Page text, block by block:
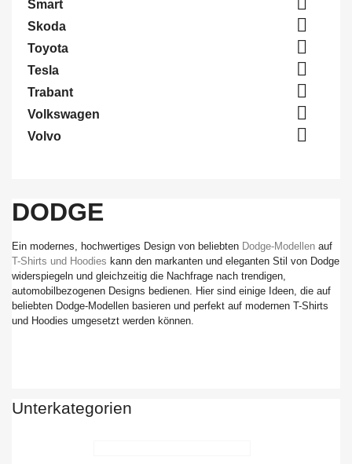
Smart
Skoda 
Toyota 
Tesla 
Trabant 
Volkswagen 
Volvo 
DODGE
Ein modernes, hochwertiges Design von beliebten Dodge-Modellen auf
T-Shirts und Hoodies kann den markanten und eleganten Stil von Dodge
widerspiegeln und gleichzeitig die Nachfrage nach trendigen,
automobilbezogenen Designs bedienen. Hier sind einige Ideen, die auf
beliebten Dodge-Modellen basieren und perfekt auf modernen T-Shirts
und Hoodies umgesetzt werden können.
Unterkategorien